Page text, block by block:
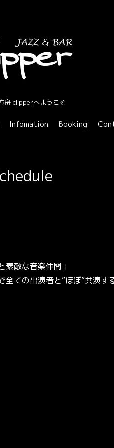
舟 clipperへようこそ
Infomation Booking
敵な音楽仲間」
ての出演者と”ほぼ”共演す